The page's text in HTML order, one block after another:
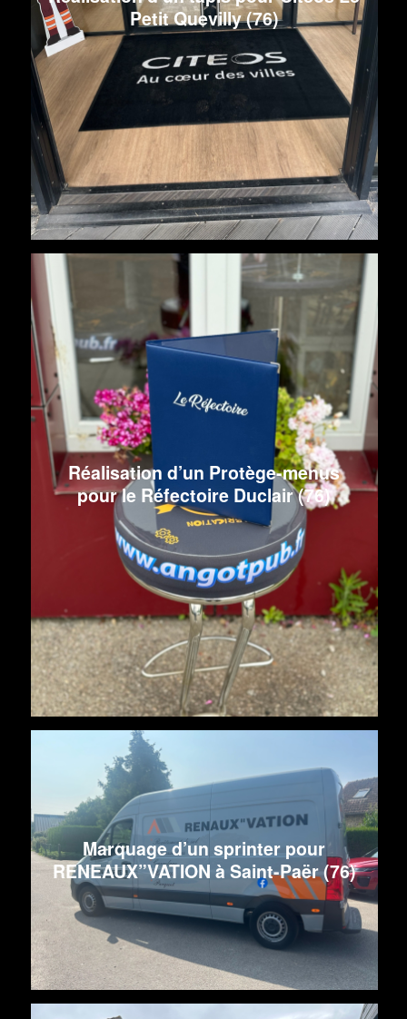
Petit Quevilly (76)
Réalisation d’un Protège-menus
pour le Réfectoire Duclair (76)
Marquage d’un sprinter pour
RENEAUX”VATION à Saint-Paër (76)